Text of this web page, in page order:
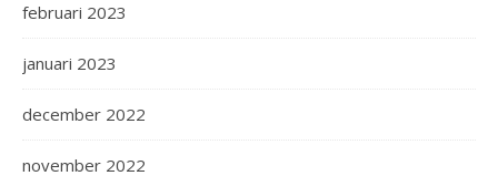
februari 2023
januari 2023
december 2022
november 2022